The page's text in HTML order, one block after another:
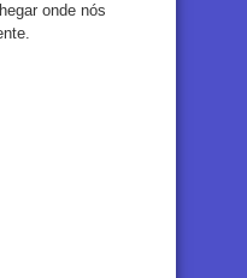
onde nós